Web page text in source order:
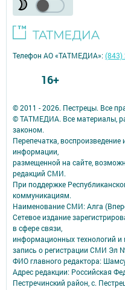
© 2011 - 2026. Пестрецы. Все
© ТАТМЕДИА. Все материалы,
законом.
Перепечатка,
информации,
размещенной на сайте,
редакций СМИ.
При поддержке
коммуникациям.
Наименование СМИ: Алга
Сетевое издание
в сфере связи,
информационных технологий и
запись о регистрации СМИ Эл
ФИО главного редактора:
Адрес редакции: Российская
Пестречинский район, с.
Телефон АО «ТАТМЕДИА»:(843)
16+